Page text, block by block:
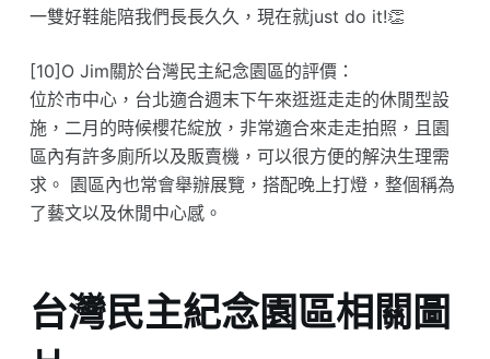
一雙好鞋能陪我們長長久久，現在就just do it!👏
[10]O Jim關於台灣民主紀念園區的評價：
位於市中心，台北適合週末下午來逛逛走走的休閒型設
施，二月的時候櫻花綻放，非常適合來走走拍照，且園
區內有許多廁所以及販賣機，可以很方便的解決生理需
求。 園區內也常會舉辦展覽，搭配晚上打燈，整個稱為
了藝文以及休閒中心感。
台灣民主紀念園區相關圖